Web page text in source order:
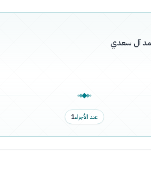
حمد آل سعدي
عدد الأجزاء1